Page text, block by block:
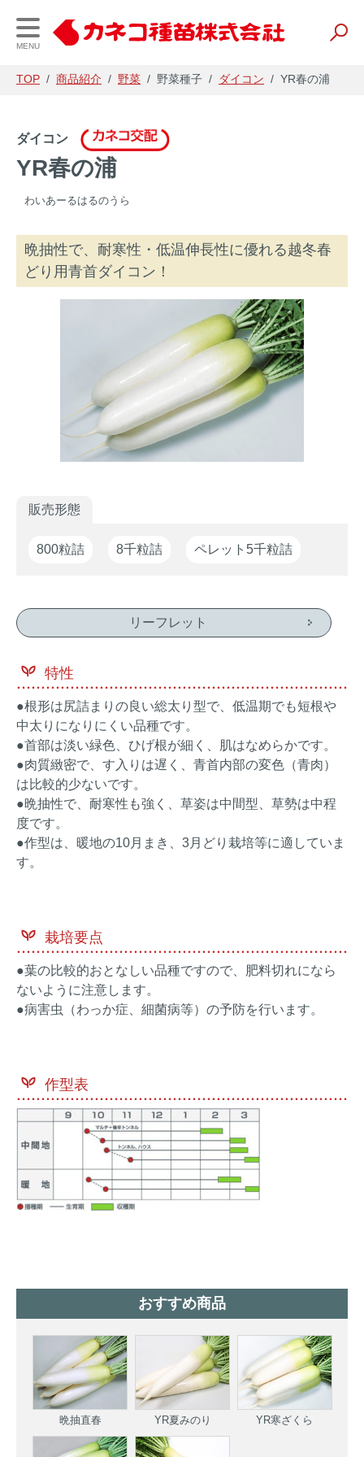
MENU
会社案内
企業理念・会社概要
事業内容
事業内容
研究開発
養液栽培
農業資材
生産者向け
花の苗・種
財務情報
経営理念と戦略
会社の業績
電子公告
TOP / 商品紹介 / 野菜 / 野菜種子 / ダイコン / YR春の浦
ダイコン
YR春の浦
わいあーるはるのうら
晩抽性で、耐寒性・低温伸長性に優れる越冬春
どり用青首ダイコン！
販売形態
800粒詰 8千粒詰 ペレット5千粒詰
リーフレット
特性
●根形は尻詰まりの良い総太り型で、低温期でも短根や
中太りになりにくい品種です。
●首部は淡い緑色、ひげ根が細く、肌はなめらかです。
●肉質緻密で、す入りは遅く、青首内部の変色（青肉）
は比較的少ないです。
●晩抽性で、耐寒性も強く、草姿は中間型、草勢は中程
度です。
●作型は、暖地の10月まき、3月どり栽培等に適していま
す。
栽培要点
●葉の比較的おとなしい品種ですので、肥料切れになら
ないように注意します。
●病害虫（わっか症、細菌病等）の予防を行います。
作型表
おすすめ商品
晩抽直春 YR夏みのり YR寒ざくら